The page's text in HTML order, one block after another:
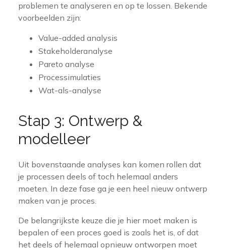
problemen te analyseren en op te lossen. Bekende
voorbeelden zijn:
Value-added analysis
Stakeholderanalyse
Pareto analyse
Processimulaties
Wat-als-analyse
Stap 3: Ontwerp &
modelleer
Uit bovenstaande analyses kan komen rollen dat
je processen deels of toch helemaal anders
moeten. In deze fase ga je een heel nieuw ontwerp
maken van je proces.
De belangrijkste keuze die je hier moet maken is
bepalen of een proces goed is zoals het is, of dat
het deels of helemaal opnieuw ontworpen moet